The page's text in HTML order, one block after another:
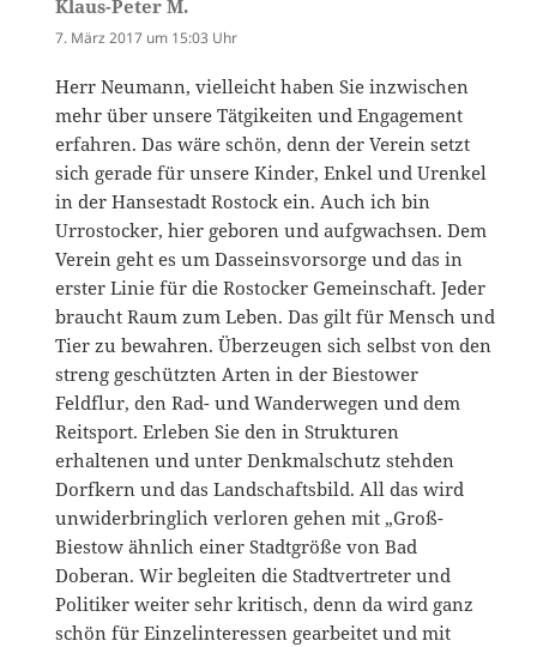
Klaus-Peter M.
7. März 2017 um 15:03 Uhr
Herr Neumann, vielleicht haben Sie inzwischen
mehr über unsere Tätgikeiten und Engagement
erfahren. Das wäre schön, denn der Verein setzt
sich gerade für unsere Kinder, Enkel und Urenkel
in der Hansestadt Rostock ein. Auch ich bin
Urrostocker, hier geboren und aufgwachsen. Dem
Verein geht es um Dasseinsvorsorge und das in
erster Linie für die Rostocker Gemeinschaft. Jeder
braucht Raum zum Leben. Das gilt für Mensch und
Tier zu bewahren. Überzeugen sich selbst von den
streng geschützten Arten in der Biestower
Feldflur, den Rad- und Wanderwegen und dem
Reitsport. Erleben Sie den in Strukturen
erhaltenen und unter Denkmalschutz stehden
Dorfkern und das Landschaftsbild. All das wird
unwiderbringlich verloren gehen mit „Groß-
Biestow ähnlich einer Stadtgröße von Bad
Doberan. Wir begleiten die Stadtvertreter und
Politiker weiter sehr kritisch, denn da wird ganz
schön für Einzelinteressen gearbeitet und mit